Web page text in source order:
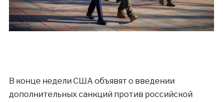
В конце недели США объявят о введении
дополнительных санкций против российской